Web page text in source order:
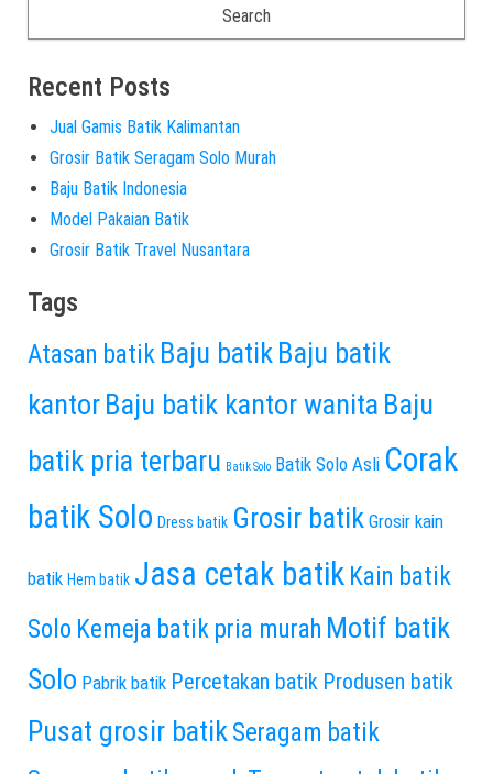
Recent Posts
Jual Gamis Batik Kalimantan
Grosir Batik Seragam Solo Murah
Baju Batik Indonesia
Model Pakaian Batik
Grosir Batik Travel Nusantara
Tags
Atasan batik Baju batik Baju batik
kantor Baju batik kantor wanita Baju
batik pria terbaru Batik Solo Batik Solo Asli Corak
batik Solo Dress batik Grosir batik Grosir kain
batik Hem batik Jasa cetak batik Kain batik
Solo Kemeja batik pria murah Motif batik
Solo Pabrik batik Percetakan batik Produsen batik
Pusat grosir batikSeragam batik